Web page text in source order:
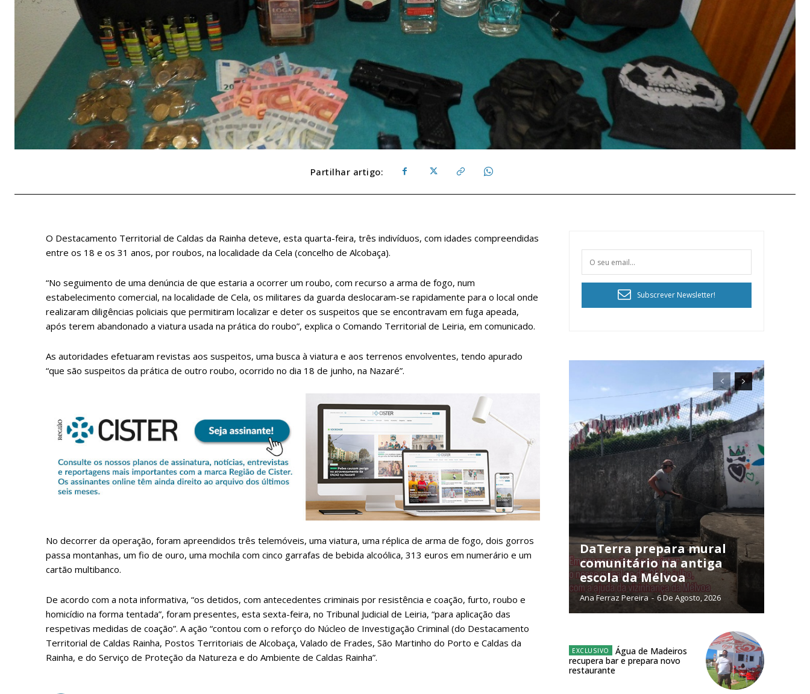
Planos de Assinatura
Faça-se assinante do Região de Cister e ajude-nos a manter este serviço público!
Escolha o plano de assinatura desejado:
ASSINATURA
IMPRESSA
32€
ASSINATURA
DIGITAL ANUAL
16
12 meses
Partilhar artigo:
O Destacamento Territorial de Caldas da Rainha deteve, esta quarta-feira, três indivíduos, com idades compreendidas
entre os 18 e os 31 anos, por roubos, na localidade da Cela (concelho de Alcobaça).
“No seguimento de uma denúncia de que estaria a ocorrer um roubo, com recurso a arma de fogo, num
estabelecimento comercial, na localidade de Cela, os militares da guarda deslocaram-se rapidamente para o local onde
realizaram diligências policiais que permitiram localizar e deter os suspeitos que se encontravam em fuga apeada,
após terem abandonado a viatura usada na prática do roubo”, explica o Comando Territorial de Leiria, em comunicado.
As autoridades efetuaram revistas aos suspeitos, uma busca à viatura e aos terrenos envolventes, tendo apurado
“que são suspeitos da prática de outro roubo, ocorrido no dia 18 de junho, na Nazaré”.
No decorrer da operação, foram apreendidos três telemóveis, uma viatura, uma réplica de arma de fogo, dois gorros
passa montanhas, um fio de ouro, uma mochila com cinco garrafas de bebida alcoólica, 313 euros em numerário e um
cartão multibanco.
De acordo com a nota informativa, “os detidos, com antecedentes criminais por resistência e coação, furto, roubo e
homicídio na forma tentada”, foram presentes, esta sexta-feira, no Tribunal Judicial de Leiria, “para aplicação das
respetivas medidas de coação”. A ação “contou com o reforço do Núcleo de Investigação Criminal (do Destacamento
Territorial de Caldas Rainha, Postos Territoriais de Alcobaça, Valado de Frades, São Martinho do Porto e Caldas da
Rainha, e do Serviço de Proteção da Natureza e do Ambiente de Caldas Rainha”.
Subscrever Newsletter!
DaTerra prepara mural
comunitário na antiga
escola da Mélvoa
Ana Ferraz Pereira - 6 De Agosto, 2026
Água de Madeiros
recupera bar e prepara novo
restaurante